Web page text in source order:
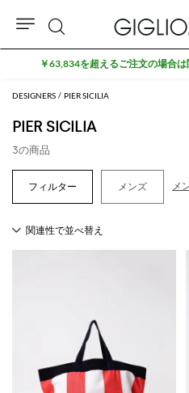
DESIGNERS PIER SICILIA
PIER SICILIA
3の商品
メンズ メ
検
索
￥63,834を超えるご注文の場合